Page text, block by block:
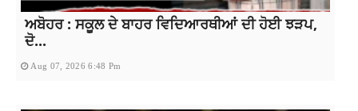
ਅਬੋਹਰ : ਸਕੂਲ ਦੇ ਬਾਹਰ ਵਿਦਿਆਰਥੀਆਂ ਦੀ ਹੋਈ ਝੜਪ,
ਦੋ...
Aug 07, 2026 6:48 Pm